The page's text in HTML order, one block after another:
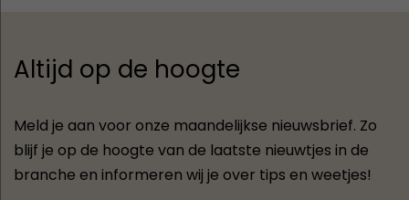
Altijd op de hoogte
Meld je aan voor onze maandelijkse nieuwsbrief. Zo
blijf je op de hoogte van de laatste nieuwtjes in de
branche en informeren wij je over tips en weetjes!